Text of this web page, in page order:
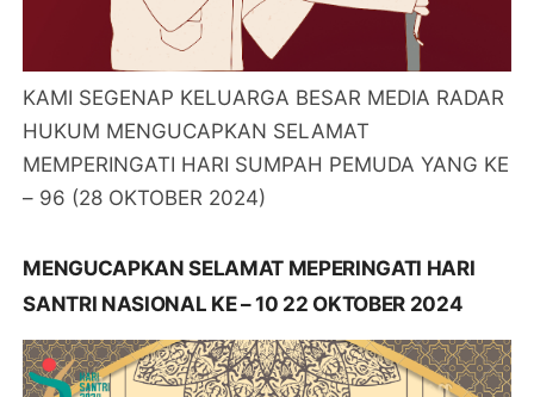
KAMI SEGENAP KELUARGA BESAR MEDIA RADAR
HUKUM MENGUCAPKAN SELAMAT
MEMPERINGATI HARI SUMPAH PEMUDA YANG KE
– 96 (28 OKTOBER 2024)
MENGUCAPKAN SELAMAT MEPERINGATI HARI
SANTRI NASIONAL KE – 10 22 OKTOBER 2024